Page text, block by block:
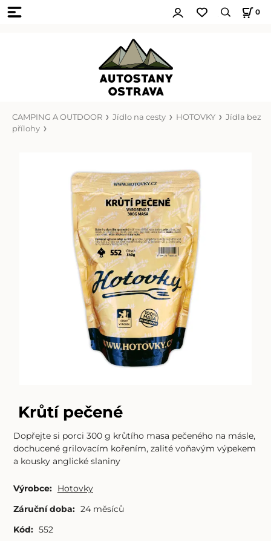
0
CAMPING A OUTDOOR Jídlo na cesty HOTOVKY
Jídla bez
přílohy
Krůtí pečené
Dopřejte si porci 300 g krůtího masa pečeného na másle,
dochucené grilovacím kořením, zalité voňavým výpekem
a kousky anglické slaniny
Výrobce: Hotovky
Záruční doba: 24 měsíců
Kód: 552